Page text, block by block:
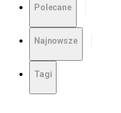
Polecane
Najnowsze
Tagi